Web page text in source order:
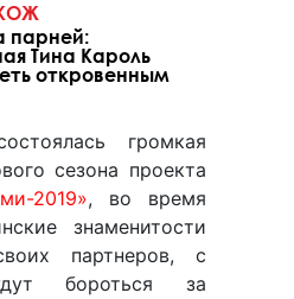
парней:
Тина Кароль
откровенным
громкая
сезона проекта
2019», во время
знаменитости
партнеров, с
бороться за